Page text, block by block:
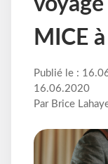
MICE
Publié le :
16.06.2020
Par Brice